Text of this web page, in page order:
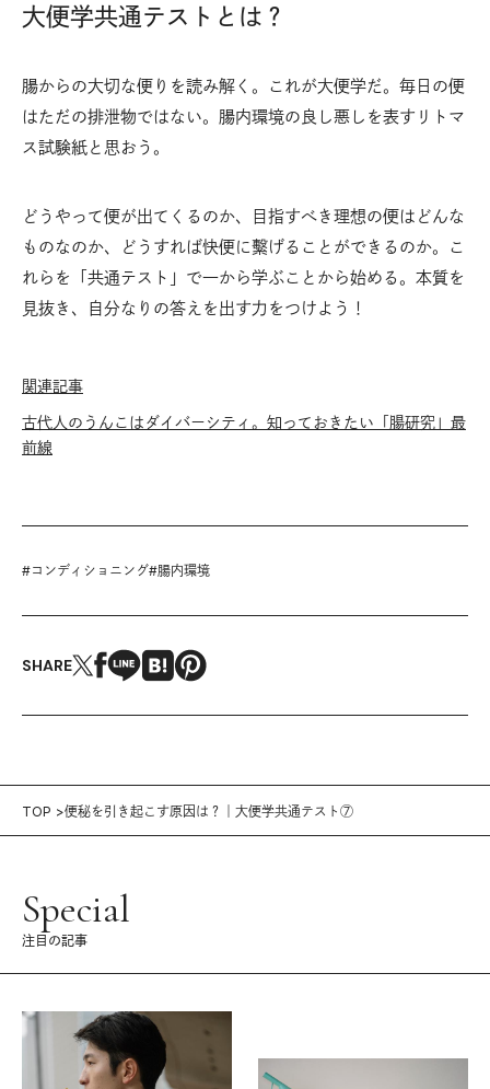
大便学共通テストとは？
腸からの大切な便りを読み解く。これが大便学だ。毎日の便
はただの排泄物ではない。腸内環境の良し悪しを表すリトマ
ス試験紙と思おう。
どうやって便が出てくるのか、目指すべき理想の便はどんな
ものなのか、どうすれば快便に繫げることができるのか。こ
れらを「共通テスト」で一から学ぶことから始める。本質を
見抜き、自分なりの答えを出す力をつけよう！
関連記事
古代人のうんこはダイバーシティ。知っておきたい「腸研究」最
前線
#コンディショニング#腸内環境
SHARE
TOP 便秘を引き起こす原因は？｜大便学共通テスト⑦
Special
注目の記事